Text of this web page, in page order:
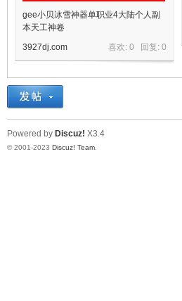
gee小贝冰雪神器单职业4大陆个人副
本天工神卷
喜欢: 0 回复: 0
3927dj.com
Powered by Discuz! X3.4
© 2001-2023 Discuz! Team.